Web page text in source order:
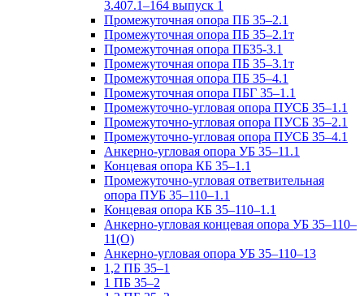
3.407.1–164 выпуск 1
Промежуточная опора ПБ 35–2.1
Промежуточная опора ПБ 35–2.1т
Промежуточная опора ПБ35-3.1
Промежуточная опора ПБ 35–3.1т
Промежуточная опора ПБ 35–4.1
Промежуточная опора ПБГ 35–1.1
Промежуточно-угловая опора ПУСБ 35–1.1
Промежуточно-угловая опора ПУСБ 35–2.1
Промежуточно-угловая опора ПУСБ 35–4.1
Анкерно-угловая опора УБ 35–11.1
Концевая опора КБ 35–1.1
Промежуточно-угловая ответвительная
опора ПУБ 35–110–1.1
Концевая опора КБ 35–110–1.1
Анкерно-угловая концевая опора УБ 35–110–
11(О)
Анкерно-угловая опора УБ 35–110–13
1,2 ПБ 35–1
1 ПБ 35–2